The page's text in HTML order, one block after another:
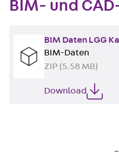
BIM- und
BIM Daten LGG
BIM-Daten
ZIP (5.58 MB)
Download